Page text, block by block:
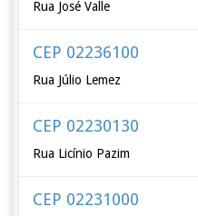
Rua José Valle
CEP 02236100
Rua Júlio Lemez
CEP 02230130
Rua Licínio Pazim
CEP 02231000